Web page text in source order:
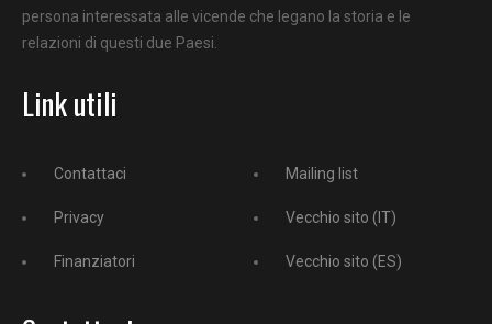
persona interessata alle vicende che legano la storia e le
relazioni di questi due Paesi.
Link utili
Contattaci
Privacy
Finanziatori
Mailing list
Vecchio sito (IT)
Vecchio sito (ES)